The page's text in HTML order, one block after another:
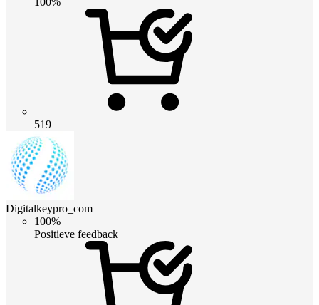
519
Digitalkeypro_com
100%
Positieve feedback